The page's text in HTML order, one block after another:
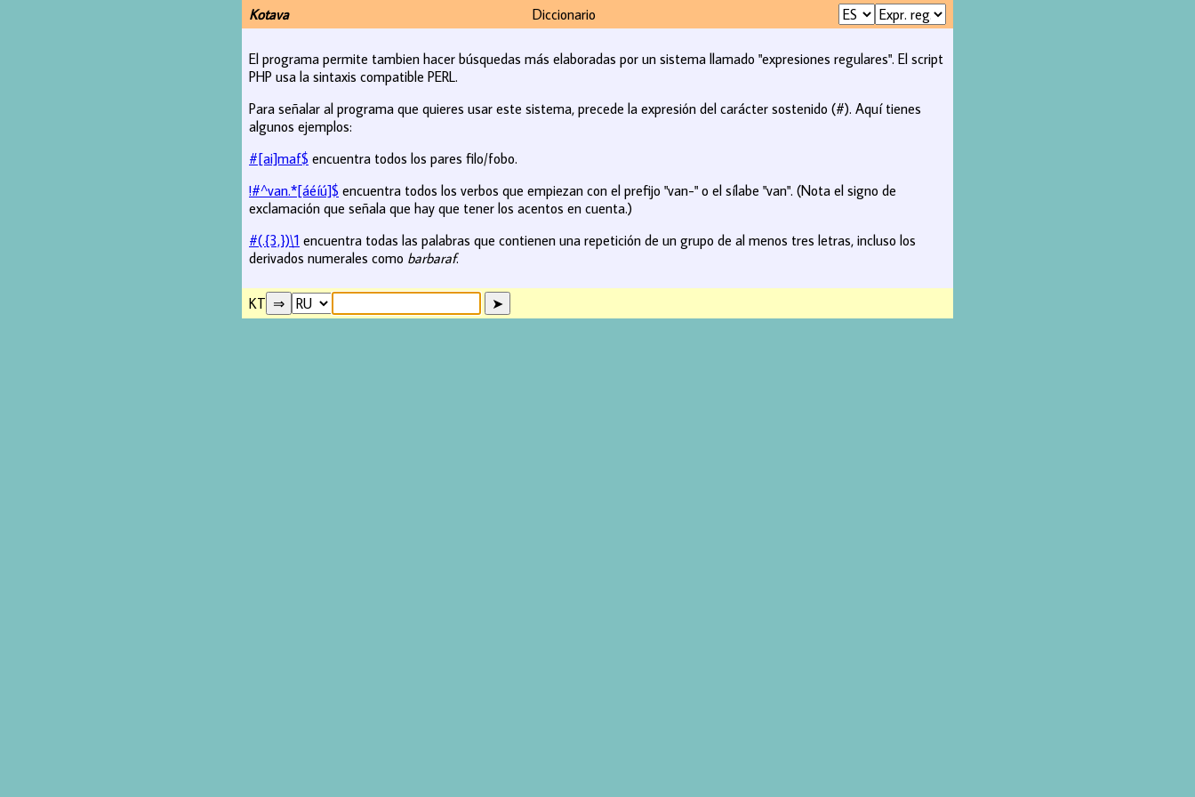
Kotava Diccionario
El programa permite tambien hacer búsquedas más elaboradas por un sistema llamado "expresiones regulares". El script
PHP usa la sintaxis compatible PERL.
Para señalar al programa que quieres usar este sistema, precede la expresión del carácter sostenido (#). Aquí tienes
algunos ejemplos:
#[ai]maf$ encuentra todos los pares filo/fobo.
!#^van.*[áéíú]$ encuentra todos los verbos que empiezan con el prefijo "van-" o el sílabe "van". (Nota el signo de
exclamación que señala que hay que tener los acentos en cuenta.)
#(.{3,})\1 encuentra todas las palabras que contienen una repetición de un grupo de al menos tres letras, incluso los
derivados numerales como barbaraf.
KT